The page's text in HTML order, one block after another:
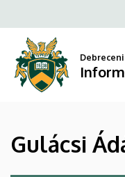
Ádám
Informatikai
a
tartalomra
Gulácsi